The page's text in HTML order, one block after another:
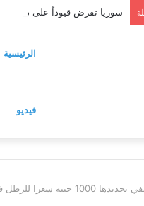
الرئيسية
فيديو
سعرا للرطل في الخرطوم